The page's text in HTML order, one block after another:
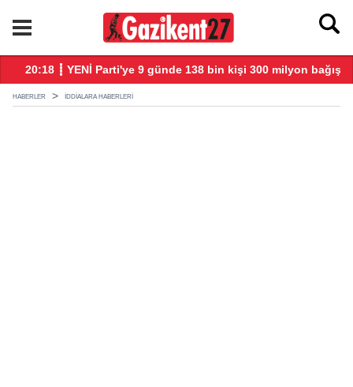
20:18 ┋ YENİ Parti'ye 9 günde 138 bin kişi 300 milyon bağış
HABERLER IDDIALARA HABERLERI